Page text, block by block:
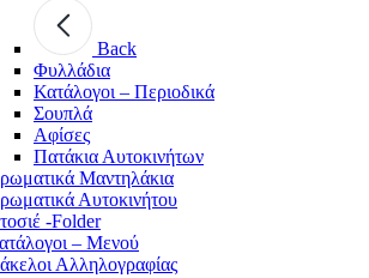
Back
Φυλλάδια
Κατάλογοι – Περιοδικά
Σουπλά
Αφίσες
Πατάκια Αυτοκινήτων
Μαντηλάκια
Αυτοκινήτου
-Folder
– Μενού
Αλληλογραφίας